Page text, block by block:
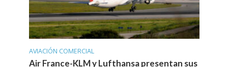
AVIACIÓN COMERCIAL
Air France-KLM y Lufthansa presentan sus